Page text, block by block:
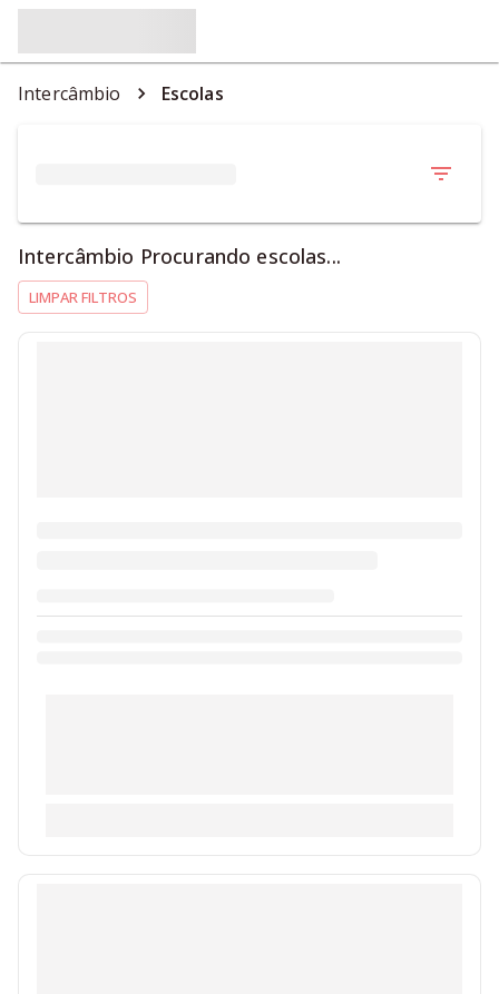
Intercâmbio Escolas
Intercâmbio Procurando escolas...
LIMPAR FILTROS